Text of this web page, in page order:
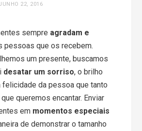
22, 2016
sempre agradam e
pessoas que os recebem.
um presente, buscamos
desatar um sorriso, o brilho
felicidade da pessoa que tanto
queremos encantar. Enviar
em momentos especiais
de demonstrar o tamanho